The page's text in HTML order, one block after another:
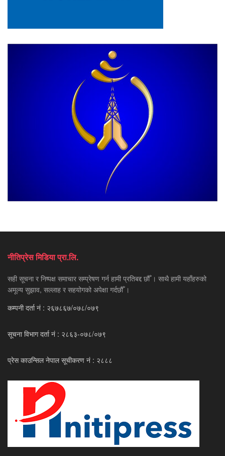
नीतिप्रेस मिडिया प्रा.लि.
सही सूचना र निष्पक्ष समाचार सम्प्रेषण गर्न हामी प्रतिबद्द छौँ । साथै हामी यहाँहरुको
अमूल्य सुझाव, सल्लाह र सहयोगको अपेक्षा गर्दछौँ ।
कम्पनी दर्ता नं : २६७८६७/०७८/०७९
सूचना विभाग दर्ता नं : २८६३-०७८/०७९
प्रेस काउन्सिल नेपाल सूचीकरण नं : २८८८